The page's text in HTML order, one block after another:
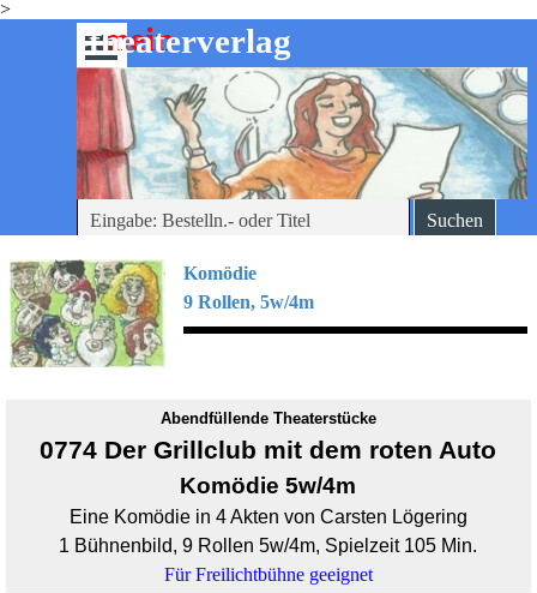
>
Direkt zum Seiteninhalt
-theaterverlag
mein
Menü überspringen
Suchen
Komödie
9 Rollen, 5w/4m
Abendfüllende Theaterstücke
0774 Der Grillclub mit dem roten Auto
Komödie 5w/4m
Eine Komödie in 4 Akten von Carsten Lögering
1 Bühnenbild, 9 Rollen 5w/4m, Spielzeit 105 Min.
Für Freilichtbühne geeignet